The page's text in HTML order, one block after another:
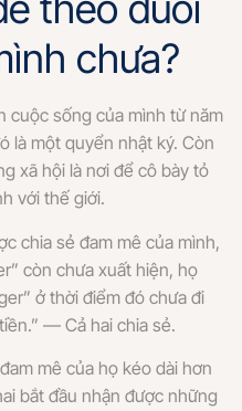
chưa?
cuộc sống của mình từ năm
là một quyển nhật ký. Còn
xã hội là nơi để cô bày tỏ
với thế giới.
chia sẻ đam mê của mình,
còn chưa xuất hiện, họ
ở thời điểm đó chưa đi
— Cả hai chia sẻ.
mê của họ kéo dài hơn
bắt đầu nhận được những